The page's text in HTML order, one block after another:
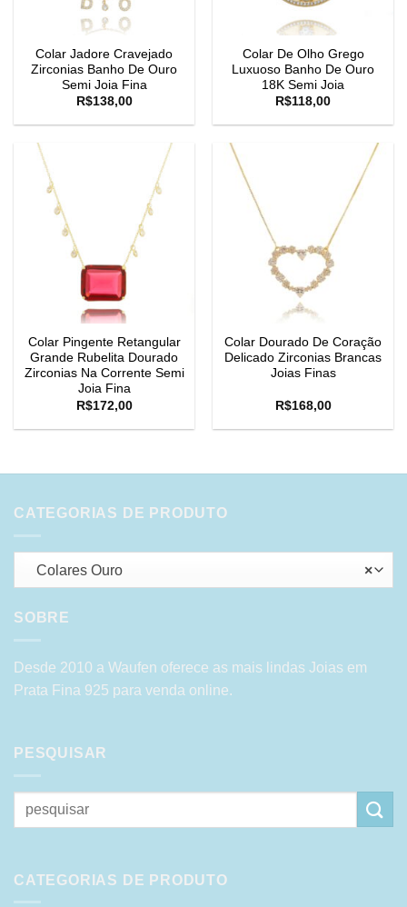
Colar Jadore Cravejado
Zirconias Banho De Ouro
Semi Joia Fina
R$138,00
Colar De Olho Grego
Luxuoso Banho De Ouro
18K Semi Joia
R$118,00
Colar Pingente Retangular
Grande Rubelita Dourado
Zirconias Na Corrente Semi
Joia Fina
R$172,00
Colar Dourado De Coração
Delicado Zirconias Brancas
Joias Finas
R$168,00
CATEGORIAS DE PRODUTO
×
Colares Ouro
SOBRE
Desde 2010 a Waufen oferece as mais lindas Joias em
Prata Fina 925 para venda online.
PESQUISAR
Pesquisar
por:
CATEGORIAS DE PRODUTO